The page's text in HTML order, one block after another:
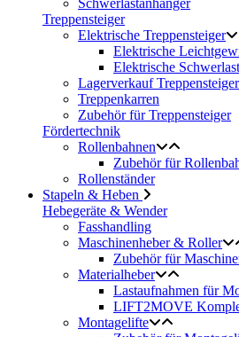
Schwerlastanhänger
Treppensteiger
Elektrische Treppensteiger
Elektrische
Elektrische
Lagerverkauf Treppensteiger
Treppenkarren
Zubehör für Treppensteiger
Fördertechnik
Rollenbahnen
Zubehör für
Rollenständer
Stapeln & Heben
Hebegeräte & Wender
Fasshandling
Maschinenheber & Roller
Zubehör für
Materialheber
Lastaufnahmen für
LIFT2MOVE
Montagelifte